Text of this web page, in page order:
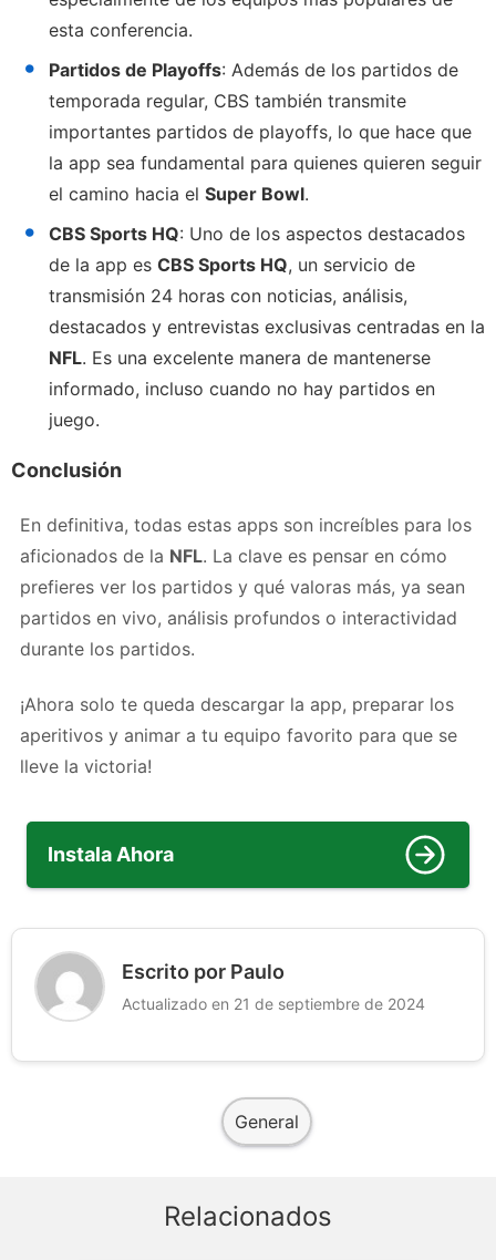
esta conferencia.
Partidos de Playoffs: Además de los partidos de
temporada regular, CBS también transmite
importantes partidos de playoffs, lo que hace que
la app sea fundamental para quienes quieren seguir
el camino hacia el Super Bowl.
CBS Sports HQ: Uno de los aspectos destacados
de la app es CBS Sports HQ, un servicio de
transmisión 24 horas con noticias, análisis,
destacados y entrevistas exclusivas centradas en la
NFL. Es una excelente manera de mantenerse
informado, incluso cuando no hay partidos en
juego.
Conclusión
En definitiva, todas estas apps son increíbles para los
aficionados de la NFL. La clave es pensar en cómo
prefieres ver los partidos y qué valoras más, ya sean
partidos en vivo, análisis profundos o interactividad
durante los partidos.
¡Ahora solo te queda descargar la app, preparar los
aperitivos y animar a tu equipo favorito para que se
lleve la victoria!
Instala Ahora
Escrito por Paulo
Actualizado en 21 de septiembre de 2024
General
Relacionados